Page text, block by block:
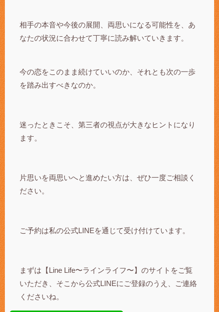
相手の本音や今後の展開、両思いになる可能性を、あ
なたの状況に合わせて丁寧に読み解いていきます。
今の恋をこのまま続けていいのか、それとも次の一歩
を踏み出すべきなのか。
迷ったときこそ、第三者の視点が大きなヒントになり
ます。
片思いを両思いへと進めたい方は、ぜひ一度ご相談く
ださい。
ご予約は私の公式LINEを通じて受け付けています。
まずは【Line Life〜ラインライフ〜】のサイトをご覧
いただき、そこから公式LINEにご登録のうえ、ご連絡
くださいね。